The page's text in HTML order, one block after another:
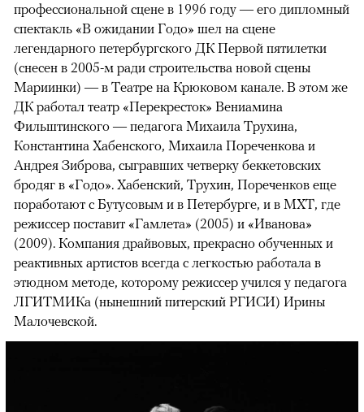
профессиональной сцене в 1996 году — его дипломный
спектакль «В ожидании Годо» шел на сцене
легендарного петербургского ДК Первой пятилетки
(снесен в 2005-м ради строительства новой сцены
Мариинки) — в Театре на Крюковом канале. В этом же
ДК работал театр «Перекресток» Вениамина
Фильштинского — педагога Михаила Трухина,
Константина Хабенского, Михаила Пореченкова и
Андрея Зиброва, сыгравших четверку беккетовских
бродяг в «Годо». Хабенский, Трухин, Пореченков еще
поработают с Бутусовым и в Петербурге, и в МХТ, где
режиссер поставит «Гамлета» (2005) и «Иванова»
(2009). Компания драйвовых, прекрасно обученных и
реактивных артистов всегда с легкостью работала в
этюдном методе, которому режиссер учился у педагога
ЛГИТМИКа (нынешний питерский РГИСИ) Ирины
Малочевской.